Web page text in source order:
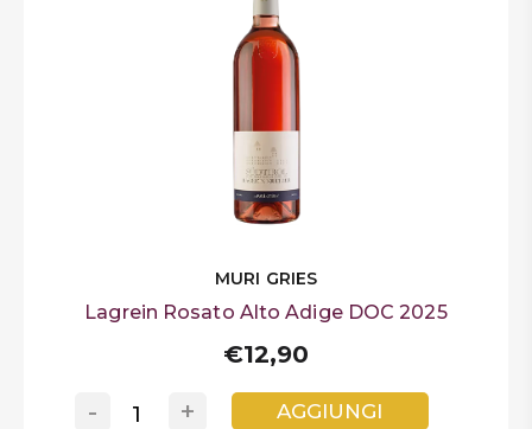
MURI GRIES
Lagrein Rosato Alto Adige DOC 2025
€12,90
+
- AGGIUNGI